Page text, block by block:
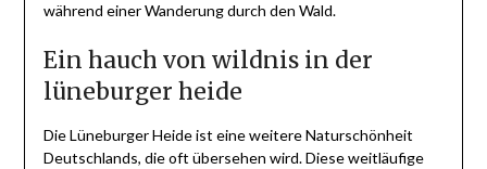
während einer Wanderung durch den Wald.
Ein hauch von wildnis in der
lüneburger heide
Die Lüneburger Heide ist eine weitere Naturschönheit
Deutschlands, die oft übersehen wird. Diese weitläufige